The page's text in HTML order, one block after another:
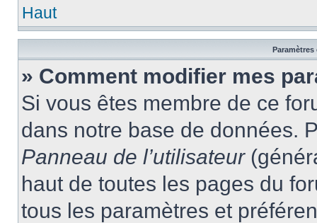
Haut
Paramètres
» Comment modifier mes
Si vous êtes membre de ce
dans notre base de données.
Panneau de l’utilisateur
haut de toutes les pages du
tous les paramètres et